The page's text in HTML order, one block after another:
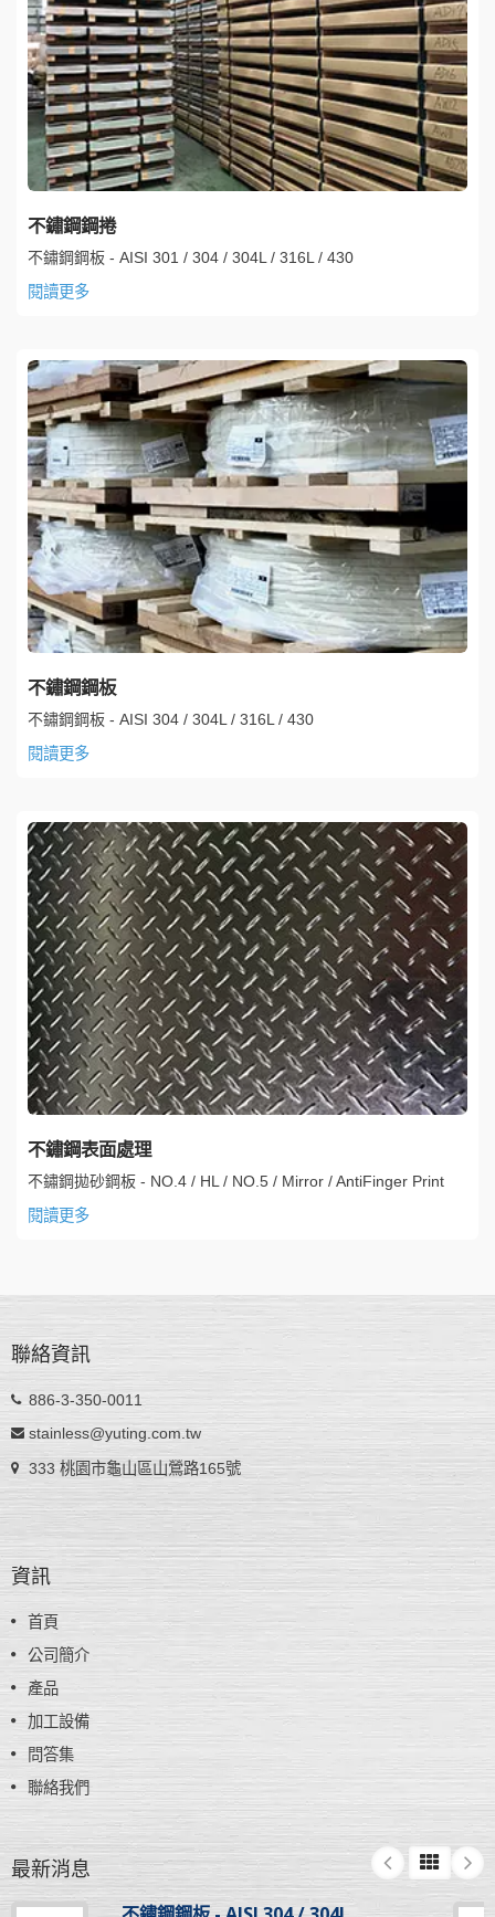
不鏽鋼鋼捲
不鏽鋼鋼板 - AISI 301 / 304 / 304L / 316L / 430
閱讀更多
不鏽鋼鋼板
不鏽鋼鋼板 - AISI 304 / 304L / 316L / 430
閱讀更多
不鏽鋼表面處理
不鏽鋼拋砂鋼板 - NO.4 / HL / NO.5 / Mirror / AntiFinger Print
閱讀更多
聯絡資訊
886-3-350-0011
stainless@yuting.com.tw
333 桃園市龜山區山鶯路165號
資訊
首頁
公司簡介
產品
加工設備
問答集
聯絡我們
最新消息